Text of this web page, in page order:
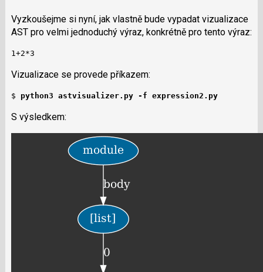
Vyzkoušejme si nyní, jak vlastně bude vypadat vizualizace
AST pro velmi jednoduchý výraz, konkrétně pro tento výraz:
1+2*3
Vizualizace se provede příkazem:
$ python3 astvisualizer.py -f expression2.py
S výsledkem: